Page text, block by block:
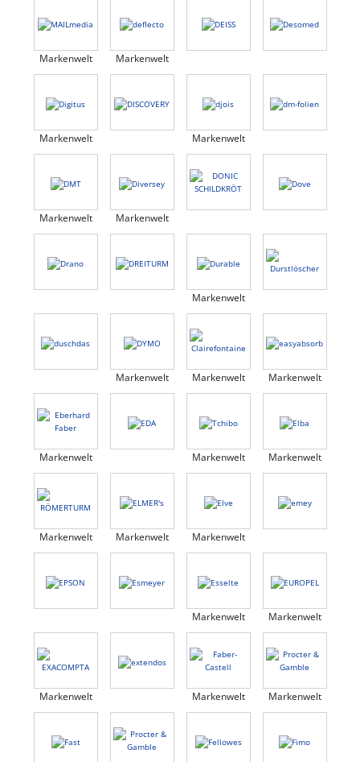
Markenwelt Markenwelt
Markenwelt Markenwelt
Markenwelt Markenwelt
Markenwelt
Markenwelt Markenwelt Markenwelt
Markenwelt Markenwelt Markenwelt
Markenwelt Markenwelt Markenwelt
Markenwelt Markenwelt
Markenwelt Markenwelt Markenwelt